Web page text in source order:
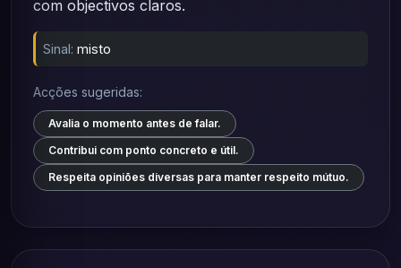
com objectivos claros.
Sinal: misto
Acções sugeridas:
Avalia o momento antes de falar.
Contribui com ponto concreto e útil.
Respeita opiniões diversas para manter respeito mútuo.